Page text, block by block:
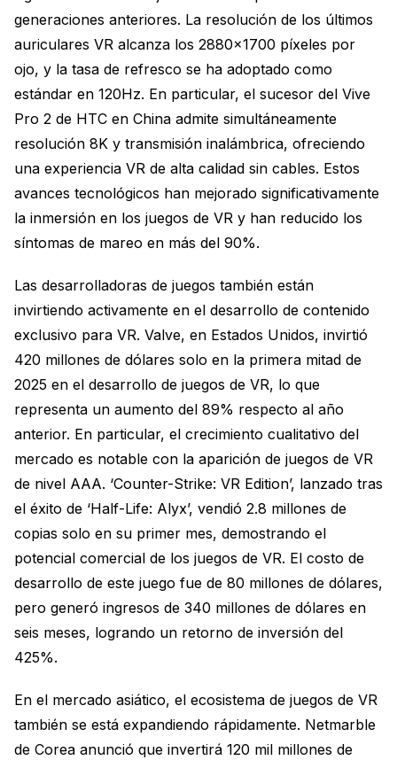
generaciones anteriores. La resolución de los últimos
auriculares VR alcanza los 2880×1700 píxeles por
ojo, y la tasa de refresco se ha adoptado como
estándar en 120Hz. En particular, el sucesor del Vive
Pro 2 de HTC en China admite simultáneamente
resolución 8K y transmisión inalámbrica, ofreciendo
una experiencia VR de alta calidad sin cables. Estos
avances tecnológicos han mejorado significativamente
la inmersión en los juegos de VR y han reducido los
síntomas de mareo en más del 90%.
Las desarrolladoras de juegos también están
invirtiendo activamente en el desarrollo de contenido
exclusivo para VR. Valve, en Estados Unidos, invirtió
420 millones de dólares solo en la primera mitad de
2025 en el desarrollo de juegos de VR, lo que
representa un aumento del 89% respecto al año
anterior. En particular, el crecimiento cualitativo del
mercado es notable con la aparición de juegos de VR
de nivel AAA. ‘Counter-Strike: VR Edition’, lanzado tras
el éxito de ‘Half-Life: Alyx’, vendió 2.8 millones de
copias solo en su primer mes, demostrando el
potencial comercial de los juegos de VR. El costo de
desarrollo de este juego fue de 80 millones de dólares,
pero generó ingresos de 340 millones de dólares en
seis meses, logrando un retorno de inversión del
425%.
En el mercado asiático, el ecosistema de juegos de VR
también se está expandiendo rápidamente. Netmarble
de Corea anunció que invertirá 120 mil millones de